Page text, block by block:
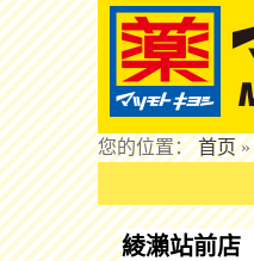
您的位置：首页»
綾瀨站前店